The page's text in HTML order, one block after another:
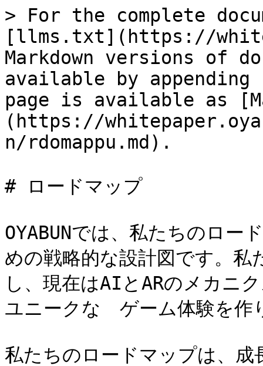
> For the complete
[llms.txt](https://
Markdown versions of
available by
page is available as
(https://
n/rdomappu.md).
# ロードマップ
OYABUNでは、私たちのロー
めの戦略的な設計図です。私
し、現在はAIとARのメカニ
ユニークな　ゲーム体験を作
私たちのロードマップは、